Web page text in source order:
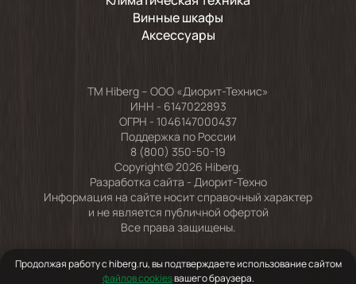
Винные шкафы
Аксессуары
TM Hiberg – ООО «Диорит-Технис»
ИНН - 6147022893
ОГРН - 1046147000437
Поддержка по России
8 (800) 350-50-19
Copyright© 2026 Hiberg.
Разработка сайта - Диорит-Техно
Информация на сайте носит справочный характер
и не является публичной офертой
Все права защищены.
Продолжая работу с hiberg.ru, вы подтверждаете использование сайтом
файлов cookiesвашего браузера.